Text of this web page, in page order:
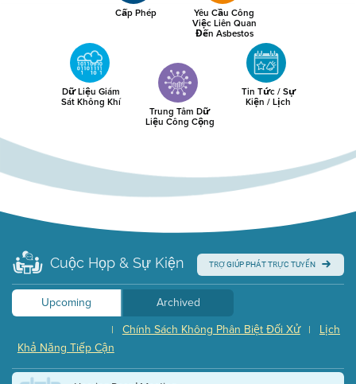
Cấp Phép Yêu Cầu Công
Việc Liên Quan
Đến Asbestos
Dữ Liệu Giám
Sát Không Khí
Trung Tâm Dữ
Liệu Công Cộng
Tin Tức / Sự
Kiện / Lịch
Cuộc Họp & Sự Kiện TRỢ GIÚP PHÁT TRỰC TUYẾN
Upcoming
Archived
Lịch
|
Chính Sách Không Phân Biệt Đối Xử
|
Khả Năng Tiếp Cận